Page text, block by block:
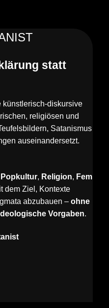
statt
diskursive
religiösen und
Satanismus
auseinandersetzt.
Popkultur, Religion, Fem
dem Ziel, Kontexte
abzubauen – ohne
Vorgaben.